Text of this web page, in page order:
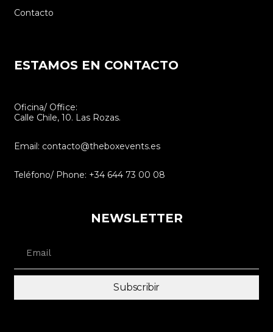
Contacto
ESTAMOS EN CONTACTO
Oficina/ Office:
Calle Chile, 10. Las Rozas.
Email: contacto@theboxevents.es
Teléfono/ Phone: +34 644 73 00 08
NEWSLETTER
Subscribir